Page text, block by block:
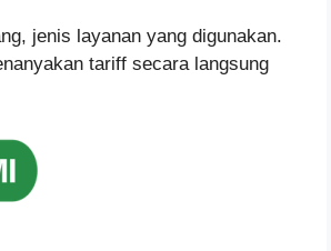
jenis layanan yang digunakan.
tariff secara langsung